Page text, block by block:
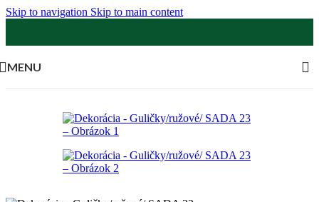
Skip to navigation Skip to main content
MENU